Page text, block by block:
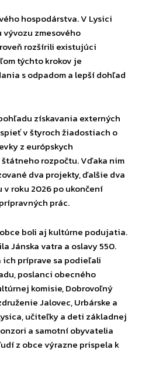
hospodárstva. V Lysici
zmesového
rozšírili existujúci
týchto krokov je
s odpadom a lepší dohľad
získavania externých
v štyroch žiadostiach o
z európskych
rozpočtu. Vďaka nim
dva projekty, ďalšie dva
roku 2026 po ukončení
prác.
boli aj kultúrne podujatia.
Jánska vatra a oslavy 550.
príprave sa podieľali
poslanci obecného
komisie, Dobrovoľný
Jalovec, Urbárske a
učiteľky a deti základnej
a samotní obyvatelia
z obce výrazne prispela k